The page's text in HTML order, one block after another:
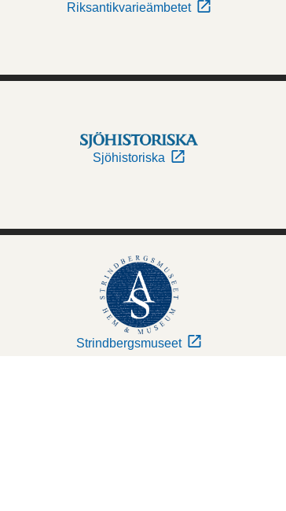
Riksantikvarieämbetet
Sjöhistoriska
Strindbergsmuseet